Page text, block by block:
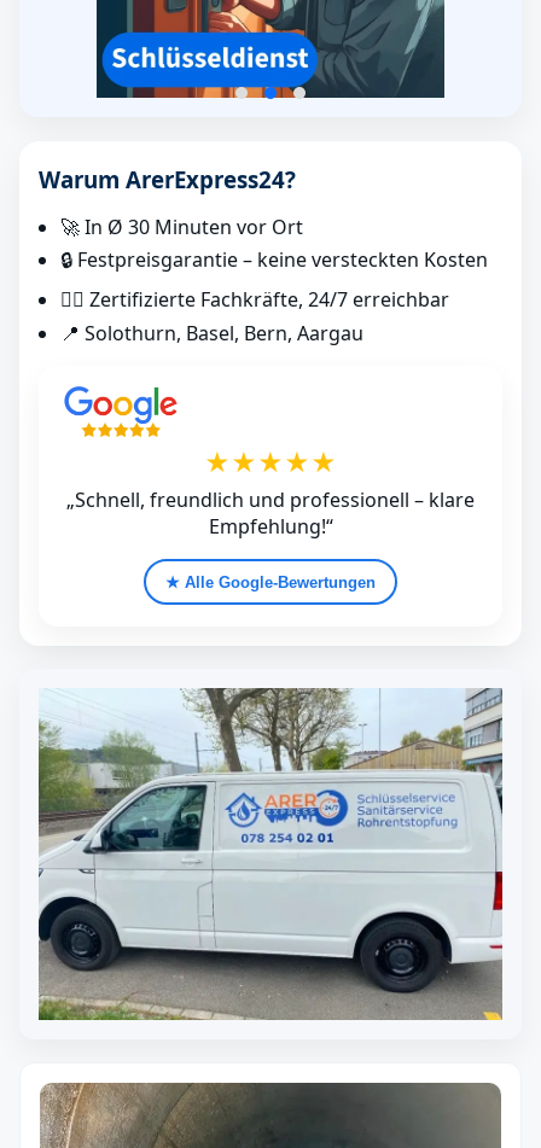
Warum ArerExpress24?
🚀 In Ø 30 Minuten vor Ort
🔒 Festpreisgarantie – keine versteckten Kosten
👷‍♂️ Zertifizierte Fachkräfte, 24/7 erreichbar
📍 Solothurn, Basel, Bern, Aargau
★★★★★
„Schnell, freundlich und professionell – klare
Empfehlung!“
★ Alle Google‑Bewertungen